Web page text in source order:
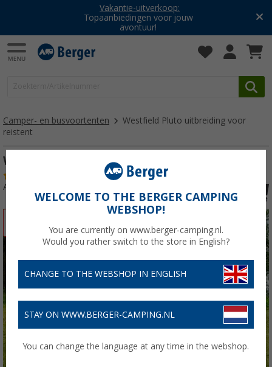
Vakantie-uitverkoop:
Topaanbiedingen voor jouw
avontuur!
Camper- en busvoortenten
Westfield Pluto uitbreiding voor
reistent
Westfield Pluto uitbreiding voor reistent
Artikelnr: 288610
WELCOME TO THE BERGER CAMPING
WEBSHOP!
You are currently on www.berger-camping.nl.
Would you rather switch to the store in English?
CHANGE TO THE WEBSHOP IN ENGLISH
STAY ON WWW.BERGER-CAMPING.NL
You can change the language at any time in the webshop.